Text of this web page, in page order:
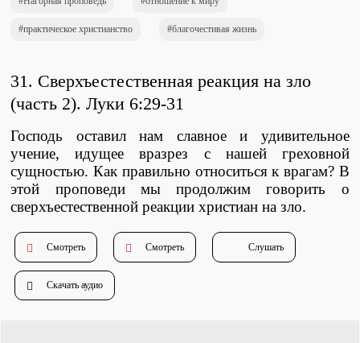
Актуальные конспекты проповедей
Богословие
Библейская школа.
практическое христианство благочестивая жизнь
31. Сверхъестественная реакция на зло
(часть 2).Луки 6:29-31
Господь оставил нам славное и удивительное
учение, идущее вразрез с нашей греховной
сущностью. Как правильно относиться к врагам? В
этой проповеди мы продолжим говорить о
сверхъестественной реакции христиан на зло.
Смотреть Смотреть Слушать
Скачать аудио